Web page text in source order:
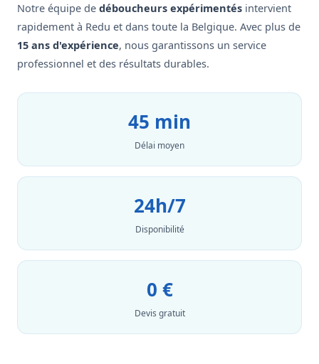
Notre équipe de déboucheurs expérimentés intervient
rapidement à Redu et dans toute la Belgique. Avec plus de
15 ans d'expérience, nous garantissons un service
professionnel et des résultats durables.
45 min
Délai moyen
24h/7
Disponibilité
0 €
Devis gratuit